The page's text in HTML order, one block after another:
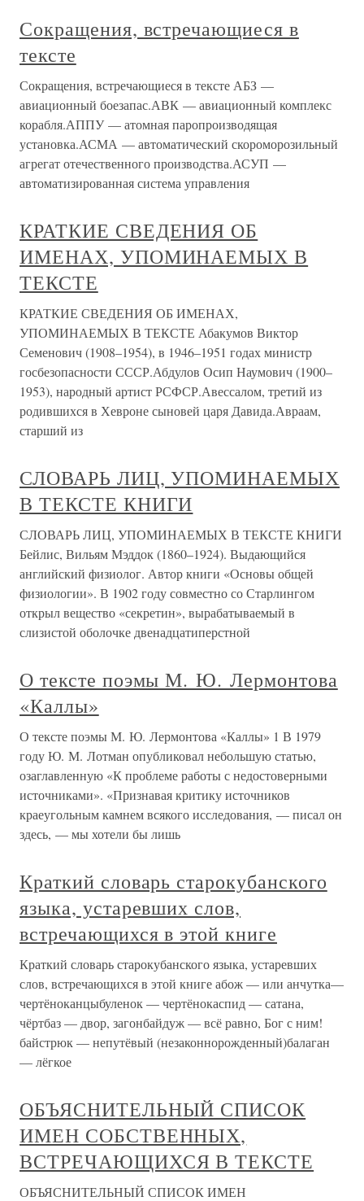
Сокращения, встречающиеся в
тексте
Сокращения, встречающиеся в тексте АБЗ —
авиационный боезапас.АВК — авиационный комплекс
корабля.АППУ — атомная паропроизводящая
установка.АСМА — автоматический скороморозильный
агрегат отечественного производства.АСУП —
автоматизированная система управления
КРАТКИЕ СВЕДЕНИЯ ОБ
ИМЕНАХ, УПОМИНАЕМЫХ В
ТЕКСТЕ
КРАТКИЕ СВЕДЕНИЯ ОБ ИМЕНАХ,
УПОМИНАЕМЫХ В ТЕКСТЕ Абакумов Виктор
Семенович (1908–1954), в 1946–1951 годах министр
госбезопасности СССР.Абдулов Осип Наумович (1900–
1953), народный артист РСФСР.Авессалом, третий из
родившихся в Хевроне сыновей царя Давида.Авраам,
старший из
СЛОВАРЬ ЛИЦ, УПОМИНАЕМЫХ
В ТЕКСТЕ КНИГИ
СЛОВАРЬ ЛИЦ, УПОМИНАЕМЫХ В ТЕКСТЕ КНИГИ
Бейлис, Вильям Мэддок (1860–1924). Выдающийся
английский физиолог. Автор книги «Основы общей
физиологии». В 1902 году совместно со Старлингом
открыл вещество «секретин», вырабатываемый в
слизистой оболочке двенадцатиперстной
О тексте поэмы М. Ю. Лермонтова
«Каллы»
О тексте поэмы М. Ю. Лермонтова «Каллы» 1 В 1979
году Ю. М. Лотман опубликовал небольшую статью,
озаглавленную «К проблеме работы с недостоверными
источниками». «Признавая критику источников
краеугольным камнем всякого исследования, — писал он
здесь, — мы хотели бы лишь
Краткий словарь старокубанского
языка, устаревших слов,
встречающихся в этой книге
Краткий словарь старокубанского языка, устаревших
слов, встречающихся в этой книге абож — или анчутка—
чертёноканцыбуленок — чертёнокаспид — сатана,
чёртбаз — двор, загонбайдуж — всё равно, Бог с ним!
байстрюк — непутёвый (незаконнорожденный)балаган
— лёгкое
ОБЪЯСНИТЕЛЬНЫЙ СПИСОК
ИМЕН СОБСТВЕННЫХ,
ВСТРЕЧАЮЩИХСЯ В ТЕКСТЕ
ОБЪЯСНИТЕЛЬНЫЙ СПИСОК ИМЕН